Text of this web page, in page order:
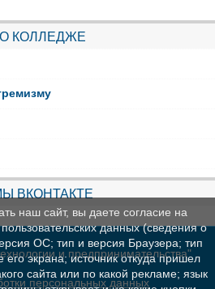
О КОЛЛЕДЖЕ
ВКОНТАКТЕ
и предпринимательства"
персональных данных
наш сайт, вы даете согласие на
данных (сведения о
ОС; тип и версия Браузера; тип
его экрана; источник откуда пришел
сайта или по какой рекламе; язык